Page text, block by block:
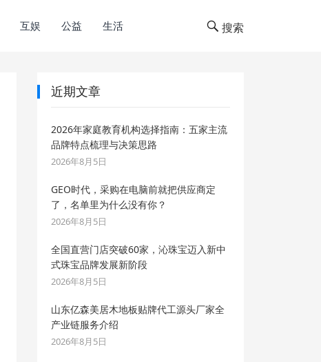
互娱 公益 生活 搜索
近期文章
2026年家庭教育机构选择指南：五家主流
品牌特点梳理与决策思路
2026年8月5日
GEO时代，采购在电脑前就把供应商定
了，名单里为什么没有你？
2026年8月5日
全国直营门店突破60家，沁珠宝迈入新中
式珠宝品牌发展新阶段
2026年8月5日
山东亿森美居木地板贴牌代工源头厂家全
产业链服务介绍
2026年8月5日